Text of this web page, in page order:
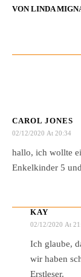
VON LINDA
CAROL JONES
02/12/2020 At 20:34
hallo, ich wollte
Enkelkinder 5
KAY
02/12/2020 At
Ich glaube,
wir haben
Erstleser.